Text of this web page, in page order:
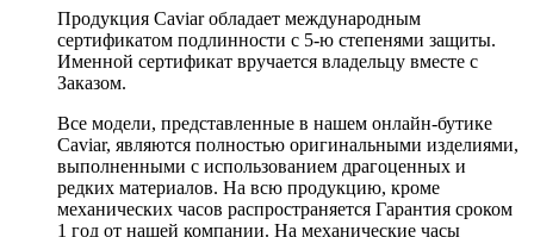
Продукция Caviar обладает международным
сертификатом подлинности с 5-ю степенями защиты.
Именной сертификат вручается владельцу вместе с
Заказом.
Все модели, представленные в нашем онлайн-бутике
Caviar, являются полностью оригинальными изделиями,
выполненными с использованием драгоценных и
редких материалов. На всю продукцию, кроме
механических часов распространяется Гарантия сроком
1 год от нашей компании. На механические часы